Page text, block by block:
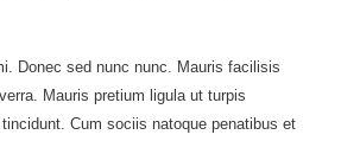
Donec sed nunc nunc. Mauris facilisis
Mauris pretium ligula ut turpis
Cum sociis natoque penatibus et